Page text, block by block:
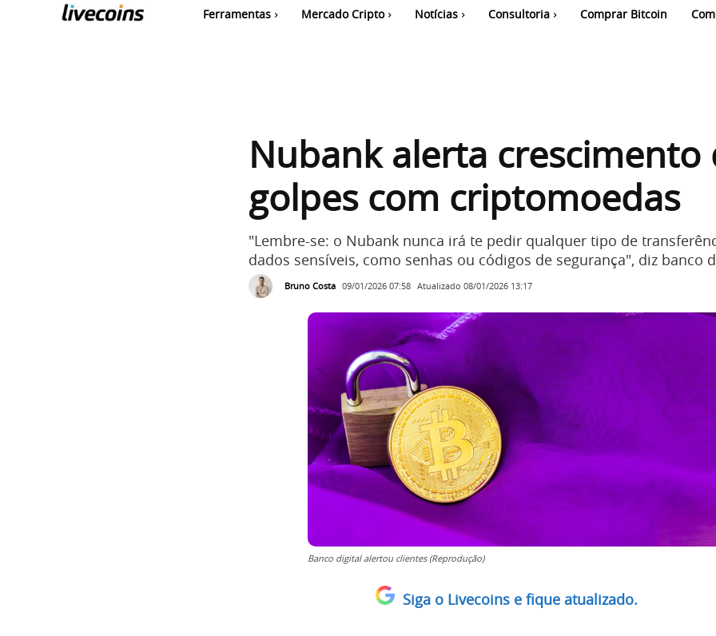
Ferramentas Mercado Cripto Notícias Consultoria Comprar Bitcoin
Nubank alerta crescimento
golpes com criptomoedas
"Lembre-se: o Nubank nunca irá te pedir qualquer tipo de
dados sensíveis, como senhas ou códigos de segurança", diz banco
Bruno Costa 09/01/2026 07:58 Atualizado 08/01/2026 13:17
Banco digital alertou clientes (Reprodução)
Siga o Livecoins e fique atualizado.